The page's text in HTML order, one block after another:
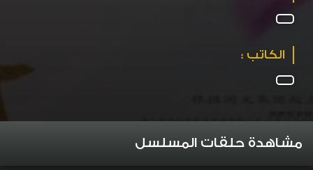
الكاتب :
مشاهدة حلقات المسلسل